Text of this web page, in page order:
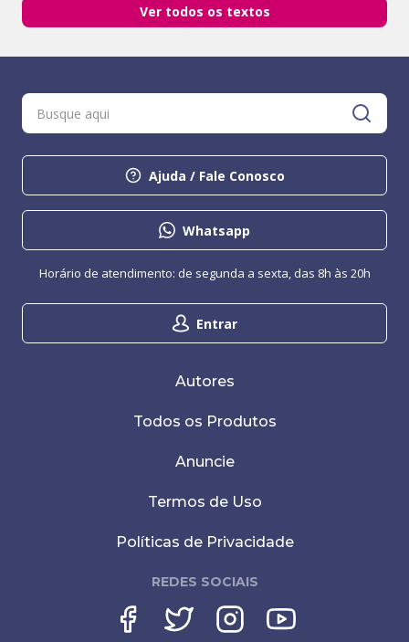
Ver todos os textos
Ajuda / Fale Conosco
Whatsapp
Entrar
Horário de atendimento: de segunda a sexta, das 8h às 20h
Autores
Todos os Produtos
Anuncie
Termos de Uso
Políticas de Privacidade
REDES SOCIAIS